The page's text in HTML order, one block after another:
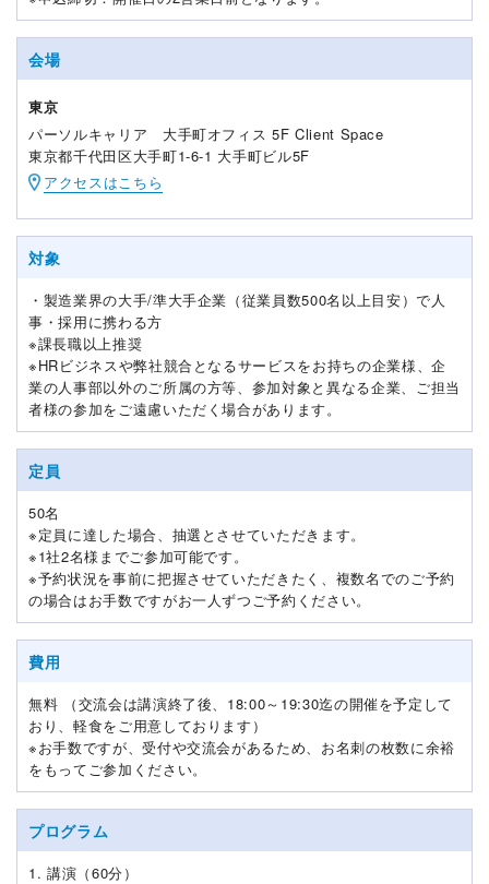
会場
東京
パーソルキャリア 大手町オフィス 5F Client Space
東京都千代田区大手町1-6-1 大手町ビル5F
アクセスはこちら
対象
・製造業界の大手/準大手企業（従業員数500名以上目安）で人
事・採用に携わる方
※課長職以上推奨
※HRビジネスや弊社競合となるサービスをお持ちの企業様、企
業の人事部以外のご所属の方等、参加対象と異なる企業、ご担当
者様の参加をご遠慮いただく場合があります。
定員
50名
※定員に達した場合、抽選とさせていただきます。
※1社2名様までご参加可能です。
※予約状況を事前に把握させていただきたく、複数名でのご予約
の場合はお手数ですがお一人ずつご予約ください。
費用
無料 （交流会は講演終了後、18:00～19:30迄の開催を予定して
おり、軽食をご用意しております）
※お手数ですが、受付や交流会があるため、お名刺の枚数に余裕
をもってご参加ください。
プログラム
1. 講演（60分）